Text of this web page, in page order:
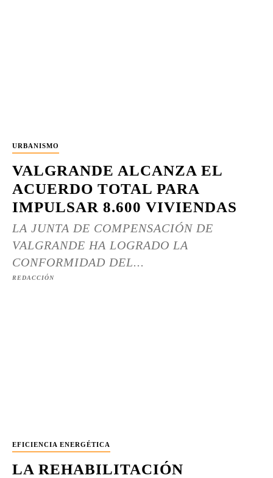
URBANISMO
VALGRANDE ALCANZA EL
ACUERDO TOTAL PARA
IMPULSAR 8.600 VIVIENDAS
LA JUNTA DE COMPENSACIÓN DE
VALGRANDE HA LOGRADO LA
CONFORMIDAD DEL...
REDACCIÓN
EFICIENCIA ENERGÉTICA
LA REHABILITACIÓN